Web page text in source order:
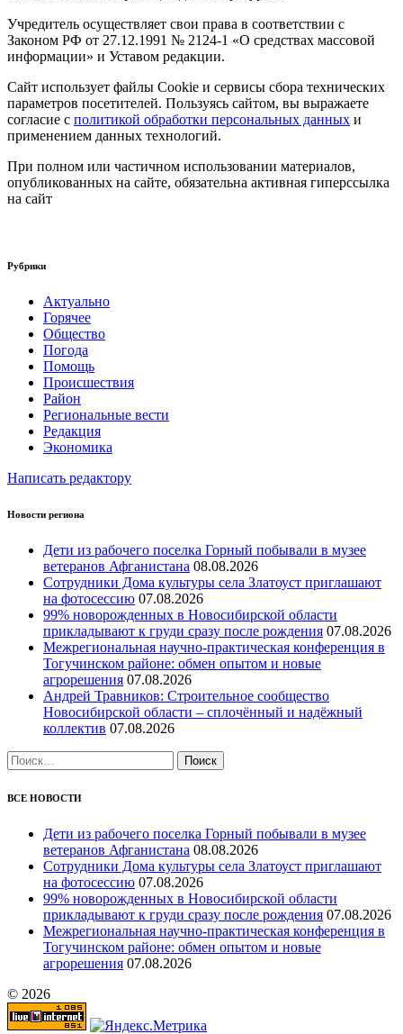
Учредитель осуществляет свои права в соответствии с
Законом РФ от 27.12.1991 № 2124-1 «О средствах массовой
информации» и Уставом редакции.
Сайт использует файлы Cookie и сервисы сбора технических
параметров посетителей. Пользуясь сайтом, вы выражаете
согласие с политикой обработки персональных данных и
применением данных технологий.
При полном или частичном использовании материалов,
опубликованных на сайте, обязательна активная гиперссылка
на сайт
Рубрики
Актуально
Горячее
Общество
Погода
Помощь
Происшествия
Район
Региональные вести
Редакция
Экономика
Написать редактору
Новости региона
Дети из рабочего поселка Горный побывали в музее
ветеранов Афганистана 08.08.2026
Сотрудники Дома культуры села Златоуст приглашают
на фотосессию 07.08.2026
99% новорожденных в Новосибирской области
прикладывают к груди сразу после рождения 07.08.2026
Межрегиональная научно‑практическая конференция в
Тогучинском районе: обмен опытом и новые
агрорешения 07.08.2026
Андрей Травников: Строительное сообщество
Новосибирской области – сплочённый и надёжный
коллектив 07.08.2026
Найти:
ВСЕ НОВОСТИ
Дети из рабочего поселка Горный побывали в музее
ветеранов Афганистана 08.08.2026
Сотрудники Дома культуры села Златоуст приглашают
на фотосессию 07.08.2026
99% новорожденных в Новосибирской области
прикладывают к груди сразу после рождения 07.08.2026
Межрегиональная научно‑практическая конференция в
Тогучинском районе: обмен опытом и новые
агрорешения 07.08.2026
© 2026